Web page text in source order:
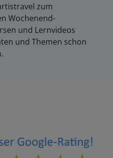
zum
Wochenend-
und Lernvideos
und Themen schon